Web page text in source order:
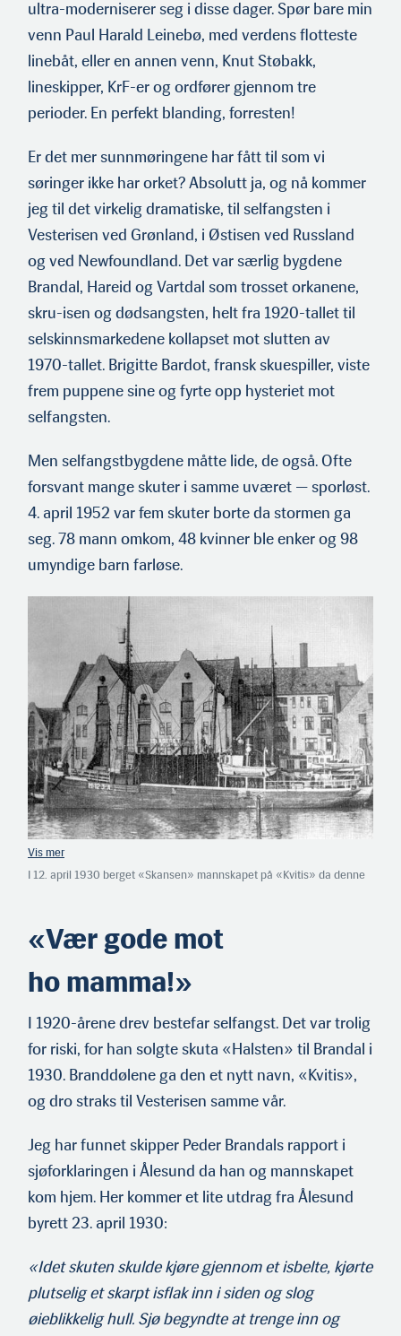
ultra-moderniserer seg i disse dager. Spør bare min
venn Paul Harald Leinebø, med verdens flotteste
linebåt, eller en annen venn, Knut Støbakk,
lineskipper, KrF-er og ordfører gjennom tre
perioder. En perfekt blanding, forresten!
Er det mer sunnmøringene har fått til som vi
søringer ikke har orket? Absolutt ja, og nå kommer
jeg til det virkelig dramatiske, til selfangsten i
Vesterisen ved Grønland, i Østisen ved Russland
og ved Newfoundland. Det var særlig bygdene
Brandal, Hareid og Vartdal som trosset orkanene,
skru-isen og dødsangsten, helt fra 1920-tallet til
selskinnsmarkedene kollapset mot slutten av
1970-tallet. Brigitte Bardot, fransk skuespiller, viste
frem puppene sine og fyrte opp hysteriet mot
selfangsten.
Men selfangstbygdene måtte lide, de også. Ofte
forsvant mange skuter i samme uværet — sporløst.
4. april 1952 var fem skuter borte da stormen ga
seg. 78 mann omkom, 48 kvinner ble enker og 98
umyndige barn farløse.
I 12. april 1930 berget «Skansen» mannskapet på «Kvitis» da denne
verre isforhold hadde han aldri vært ute for. «Skansen» lå fast i isen
og drev mot et isfjell i østlig storm, og 11. juli hadde mannskapet ikke
«Vær gode mot
ho mamma!»
I 1920-årene drev bestefar selfangst. Det var trolig
for riski, for han solgte skuta «Halsten» til Brandal i
1930. Branddølene ga den et nytt navn, «Kvitis»,
og dro straks til Vesterisen samme vår.
Jeg har funnet skipper Peder Brandals rapport i
sjøforklaringen i Ålesund da han og mannskapet
kom hjem. Her kommer et lite utdrag fra Ålesund
byrett 23. april 1930:
«Idet skuten skulde kjøre gjennom et isbelte, kjørte
plutselig et skarpt isflak inn i siden og slog
øieblikkelig hull. Sjø begyndte at trenge inn og